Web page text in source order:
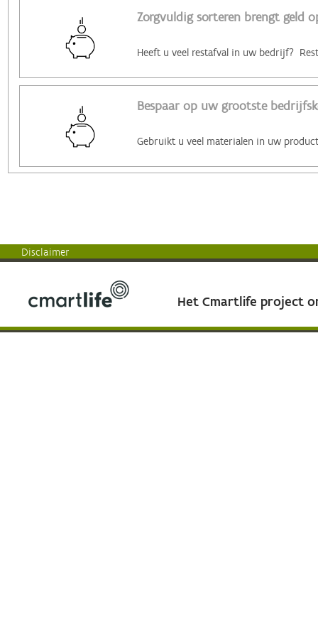
Zorgvuldig sorteren brengt geld
Bespaar op uw grootste
Disclaimer
Het Cmartlife project